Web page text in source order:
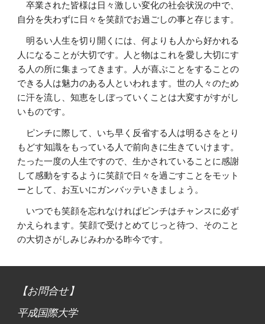
卒業された皆様は日々激しい変化の社会状況の中で、
自分を失わずに日々を笑顔でお過ごしの事と存じます。
明るい人生を切り開くには、何よりも人から好かれる
人になることが大切です。人と物はこれを愛し大切にす
る人の所に集まってきます。人が喜ぶことをすることの
できる人は魅力のある人といわれます。世の人々のため
に汗を流し、知恵をしぼっていくことは大変すがすがし
いものです。
ピンチに際して、いち早く反省する人は明るさをとり
もどす知識をもっている人で前向きに生きていけます。
たった一度の人生ですので、生かされていることに感謝
して感動をするように笑顔で日々を過ごすことをモット
ーとして、お互いにガンバッテいきましょう。
いつでも笑顔を忘れなければピンチはチャンスに必ず
かえられます。笑顔で受けとめてじっと待つ、そのこと
の大切さがしみじみわかる昨今です。
【お問合せ】
平成国際大学